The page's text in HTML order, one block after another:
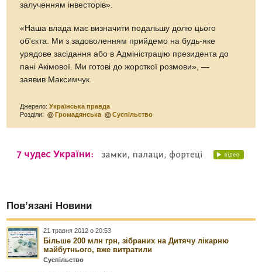
залученням інвесторів».
«Наша влада має визначити подальшу долю цього
об'єкта. Ми з задоволенням прийдемо на будь-яке
урядове засідання або в Адміністрацію президента до
пані Акімової. Ми готові до жорсткої розмови», —
заявив Максимчук.
Джерело:Українська правда
Розділи:
Громадянська Суспільство
Пов’язані Новини
21 травня 2012 о 20:53
Більше 200 млн грн, зібраних на Дитячу лікарню
майбутнього, вже витратили
Суспільство